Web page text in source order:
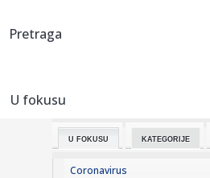
u Del...
10:51:
10:53: Dinamo doveo pojačanje iz
Pretraga
U fokusu
U FOKUSU KATEGORIJE
Coronavirus